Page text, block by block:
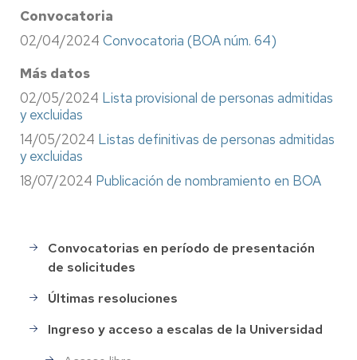
Convocatoria
02/04/2024 Convocatoria (BOA núm. 64)
Más datos
02/05/2024 Lista provisional de personas admitidas
y excluidas
14/05/2024 Listas definitivas de personas admitidas
y excluidas
18/07/2024 Publicación de nombramiento en BOA
Selección
de
Personal
Convocatorias en período de presentación
de solicitudes
Últimas resoluciones
Ingreso y acceso a escalas de la Universidad